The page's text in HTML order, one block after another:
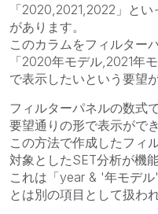
「2020,2021,2022」と
があります。
このカラムをフィルター
「2020年モデル,2021年
で表示したいという要望
フィルターパネルの数式
要望通りの形で表示がで
この方法で作成したフィ
対象としたSET分析が機
これは「year & '年モデ
とは別の項目として扱わ